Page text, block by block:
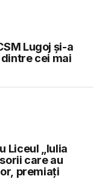
Lugoj și-a
cei mai
Liceul „Iulia
care au
premiați